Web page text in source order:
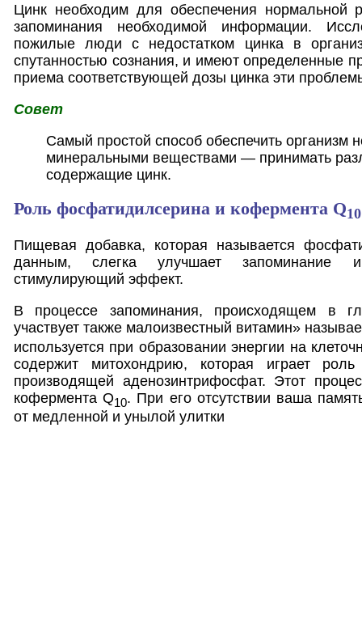
Цинк необходим для обеспечения нормальной
запоминания необходимой информации.
пожилые люди с недостатком цинка в
спутанностью сознания, и имеют определенные
приема соответствующей дозы цинка эти
Совет
Самый простой способ обеспечить организм
минеральными веществами — принимать
содержащие цинк.
Роль фосфатидилсерина и кофермента Q10
Пищевая добавка, которая называется
данным, слегка улучшает запоминание
стимулирующий эффект.
В процессе запоминания, происходящем в
участвует также малоизвестный витамин»
используется при образовании энергии на
содержит митохондрию, которая играет роль
производящей аденозинтрифосфат. Этот
кофермента Q10. При его отсутствии ваша
от медленной и унылой улитки